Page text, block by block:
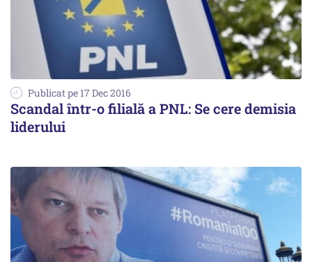
Publicat pe 17 Dec 2016
Scandal într-o filială a PNL: Se cere demisia
liderului